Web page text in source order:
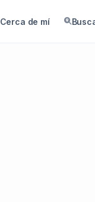
Cerca de mí